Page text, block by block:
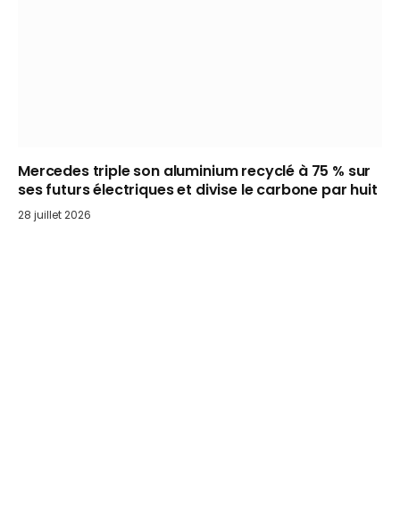
Mercedes triple son aluminium recyclé à 75 % sur
ses futurs électriques et divise le carbone par huit
28 juillet 2026